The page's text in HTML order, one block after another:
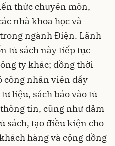
thức chuyên môn,
nhà khoa học và
ngành Điện. Lãnh
tủ sách này tiếp tục
ty khác; đồng thời
công nhân viên đẩy
liệu, sách báo vào tủ
tin, cũng như đảm
sách, tạo điều kiện cho
hàng và cộng đồng